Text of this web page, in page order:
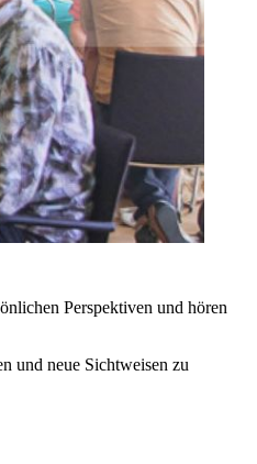
Perspektiven und hören
und neue Sichtweisen zu